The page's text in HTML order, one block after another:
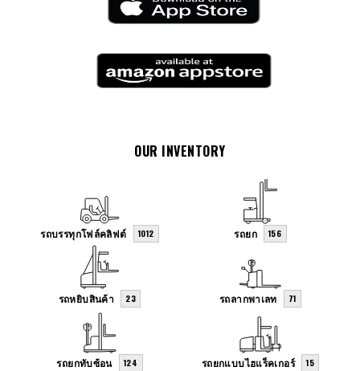
OUR INVENTORY
รถบรรทุกโฟล์คลิฟต์ 1012 รถยก 156
รถหยิบสินค้า 23 รถลากพาเลท 71
รถยกทับซ้อน 124 รถยกแบบไฮแร็คเกอร์ 15